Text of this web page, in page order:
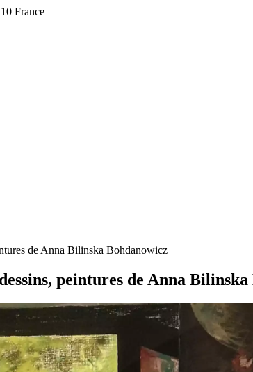
France
de Anna Bilinska Bohdanowicz
peintures de Anna